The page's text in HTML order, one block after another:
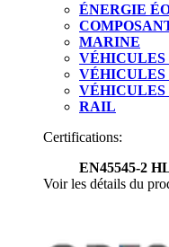
ÉNERGIE
MARINE
VÉHICULES
VÉHICULES
RAIL
Certifications:
EN45545-2
Voir les détails du